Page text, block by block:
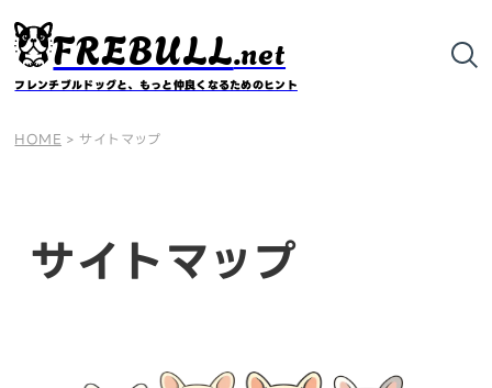
FREBULL.net
フレンチブルドッグと、もっと仲良くなるためのヒント
HOME > サイトマップ
サイトマップ